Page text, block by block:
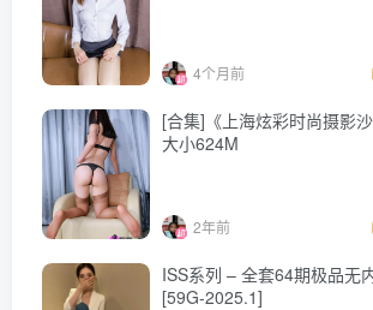
No.212 [Leghacker] 美腿骇客 2015.03.09 新
Winnie [89P]
4个月前
[合集]《上海炫彩时尚摄影
大小624M
2年前
ISS系列 – 全套64期极品无
[59G-2025.1]